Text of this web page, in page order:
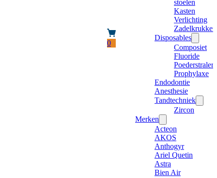
0
stoelen
Kasten
Verlichting
Zadelkrukken
Disposables
Composiet
Fluoride
Poederstraler
Prophylaxe
Endodontie
Anesthesie
Tandtechniek
Zircon
Merken
Acteon
AKOS
Anthogyr
Ariel Quetin
Astra
Bien Air